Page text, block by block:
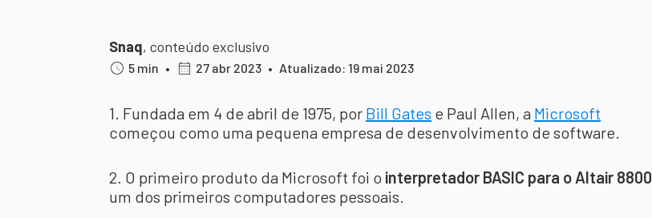
Snaq, conteúdo exclusivo
5 min • 27 abr 2023 • Atualizado: 19 mai 2023
1. Fundada em 4 de abril de 1975, por Bill Gates e Paul Allen, a Microsoft
começou como uma pequena empresa de desenvolvimento de software.
2. O primeiro produto da Microsoft foi o interpretador BASIC para o Altair 8800
um dos primeiros computadores pessoais.